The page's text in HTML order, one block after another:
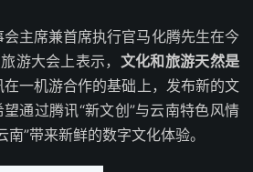
主席兼首席执行官马化腾先生在今
游大会上表示， 文化和旅游天然是
在一机游合作的基础上，发布新的文
通过腾讯“新文创”与云南特色风情
”带来新鲜的数字文化体验。